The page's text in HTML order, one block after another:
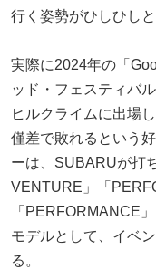
行く姿勢がひしひし
実際に2024年の「
ッド・フェスティバ
ヒルクライムに出場し
僅差で敗れるという
ーは、SUBARUが打
VENTURE」「
「PERFORMANCE
モデルとして、イベ
る。